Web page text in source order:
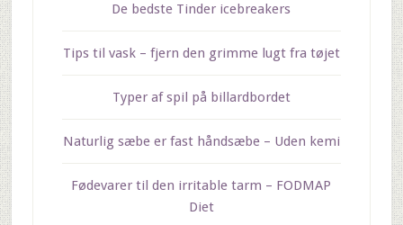
De bedste Tinder icebreakers
Tips til vask – fjern den grimme lugt fra tøjet
Typer af spil på billardbordet
Naturlig sæbe er fast håndsæbe – Uden kemi
Fødevarer til den irritable tarm – FODMAP
Diet